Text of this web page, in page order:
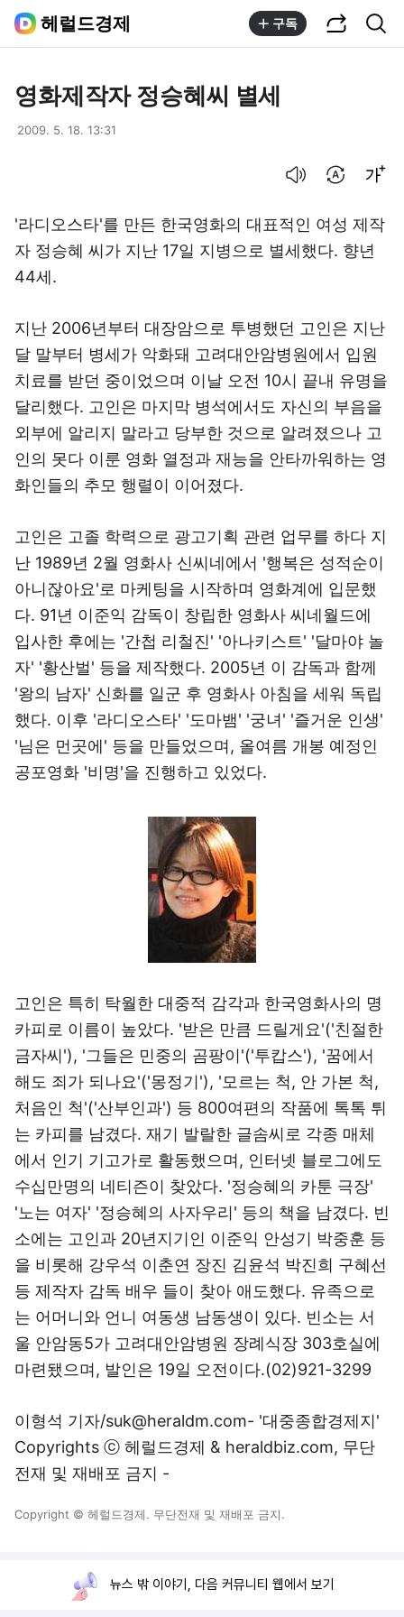
헤럴드경제 구독
영화제작자 정승혜씨 별세
2009. 5. 18. 13:31
'라디오스타'를 만든 한국영화의 대표적인 여성 제작
자 정승혜 씨가 지난 17일 지병으로 별세했다. 향년
44세.
지난 2006년부터 대장암으로 투병했던 고인은 지난
달 말부터 병세가 악화돼 고려대안암병원에서 입원
치료를 받던 중이었으며 이날 오전 10시 끝내 유명을
달리했다. 고인은 마지막 병석에서도 자신의 부음을
외부에 알리지 말라고 당부한 것으로 알려졌으나 고
인의 못다 이룬 영화 열정과 재능을 안타까워하는 영
화인들의 추모 행렬이 이어졌다.
고인은 고졸 학력으로 광고기획 관련 업무를 하다 지
난 1989년 2월 영화사 신씨네에서 '행복은 성적순이
아니잖아요'로 마케팅을 시작하며 영화계에 입문했
다. 91년 이준익 감독이 창립한 영화사 씨네월드에
입사한 후에는 '간첩 리철진' '아나키스트' '달마야 놀
자' '황산벌' 등을 제작했다. 2005년 이 감독과 함께
'왕의 남자' 신화를 일군 후 영화사 아침을 세워 독립
했다. 이후 '라디오스타' '도마뱀' '궁녀' '즐거운 인생'
'님은 먼곳에' 등을 만들었으며, 올여름 개봉 예정인
공포영화 '비명'을 진행하고 있었다.
고인은 특히 탁월한 대중적 감각과 한국영화사의 명
카피로 이름이 높았다. '받은 만큼 드릴게요'('친절한
금자씨'), '그들은 민중의 곰팡이'('투캅스'), '꿈에서
해도 죄가 되나요'('몽정기'), '모르는 척, 안 가본 척,
처음인 척'('산부인과') 등 800여편의 작품에 톡톡 튀
는 카피를 남겼다. 재기 발랄한 글솜씨로 각종 매체
에서 인기 기고가로 활동했으며, 인터넷 블로그에도
수십만명의 네티즌이 찾았다. '정승혜의 카툰 극장'
'노는 여자' '정승혜의 사자우리' 등의 책을 남겼다. 빈
소에는 고인과 20년지기인 이준익 안성기 박중훈 등
을 비롯해 강우석 이춘연 장진 김윤석 박진희 구혜선
등 제작자 감독 배우 들이 찾아 애도했다. 유족으로
는 어머니와 언니 여동생 남동생이 있다. 빈소는 서
울 안암동5가 고려대안암병원 장례식장 303호실에
마련됐으며, 발인은 19일 오전이다.(02)921-3299
이형석 기자/suk@heraldm.com- '대중종합경제지'
Copyrights ⓒ 헤럴드경제 & heraldbiz.com, 무단
전재 및 재배포 금지 -
Copyright © 헤럴드경제. 무단전재 및 재배포 금지.
뉴스 밖 이야기, 다음 커뮤니티 웹에서 보기